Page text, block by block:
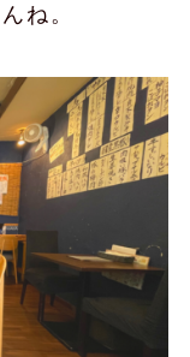
ね。